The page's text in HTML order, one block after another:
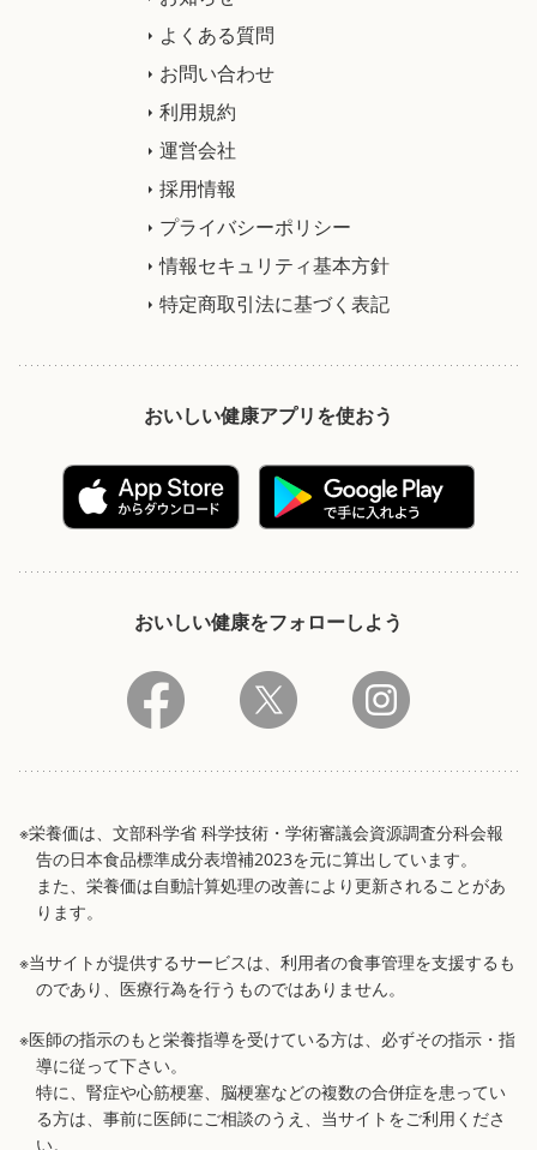
よくある質問
お問い合わせ
利用規約
運営会社
採用情報
プライバシーポリシー
情報セキュリティ基本方針
特定商取引法に基づく表記
おいしい健康アプリを使おう
おいしい健康をフォローしよう
※栄養価は、文部科学省 科学技術・学術審議会資源調査分科会報
告の日本食品標準成分表増補2023を元に算出しています。
また、栄養価は自動計算処理の改善により更新されることがあ
ります。
※当サイトが提供するサービスは、利用者の食事管理を支援するも
のであり、医療行為を行うものではありません。
※医師の指示のもと栄養指導を受けている方は、必ずその指示・指
導に従って下さい。
特に、腎症や心筋梗塞、脳梗塞などの複数の合併症を患ってい
る方は、事前に医師にご相談のうえ、当サイトをご利用くださ
い。